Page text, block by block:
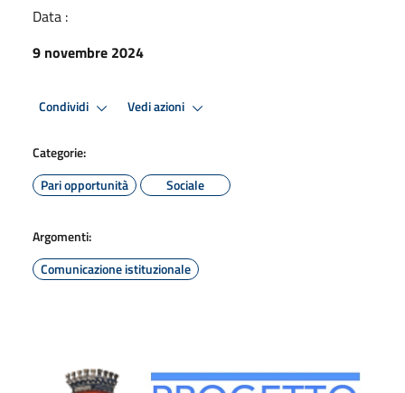
Data :
9 novembre 2024
Condividi Vedi azioni
Categorie:
Pari opportunità
Sociale
Argomenti:
Comunicazione istituzionale